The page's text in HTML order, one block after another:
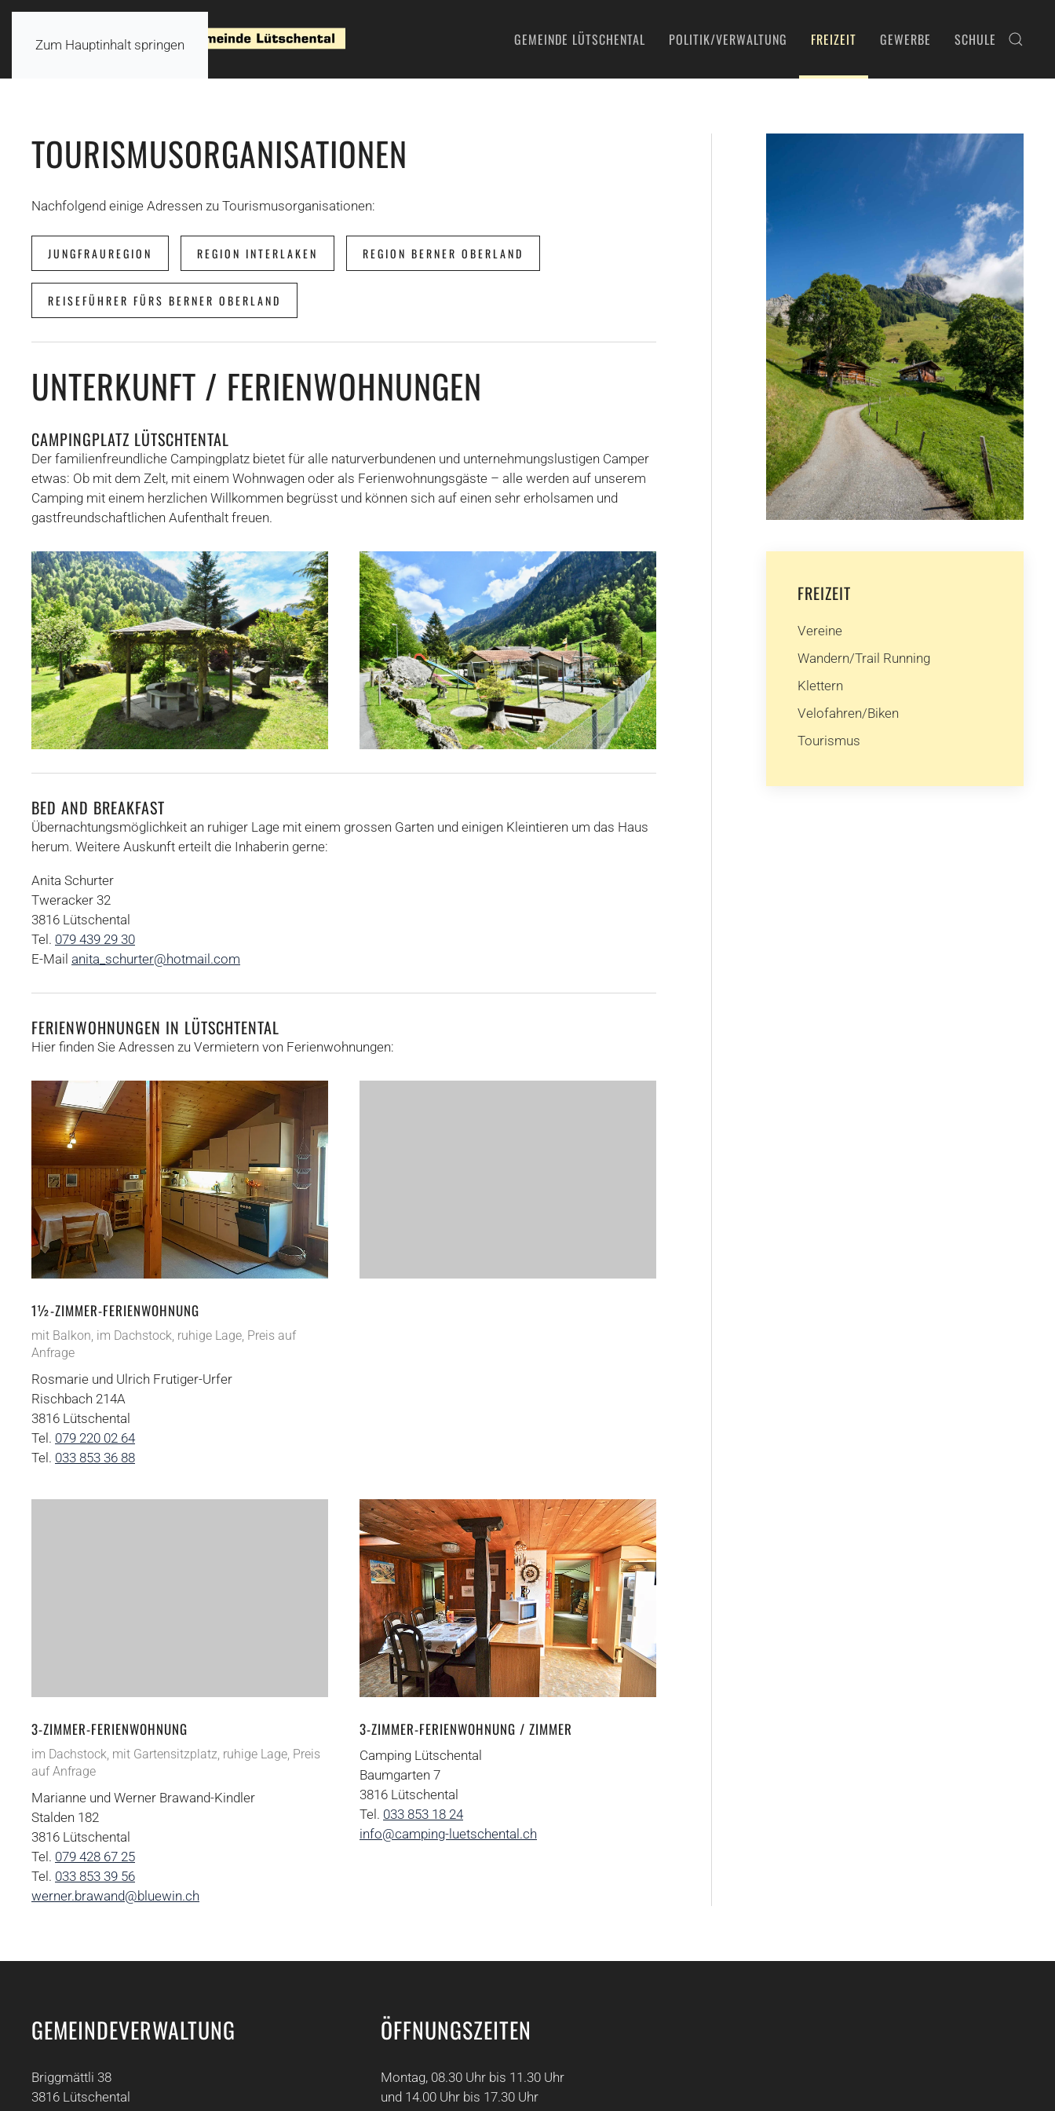
Zum Hauptinhalt springen GEMEINDE LÜTSCHENTAL POLITIK/VERWALTUNG FREIZEIT GEWERBE SCHULE
TOURISMUSORGANISATIONEN
Nachfolgend einige Adressen zu Tourismusorganisationen:
JUNGFRAUREGION REGION INTERLAKEN REGION BERNER OBERLAND
REISEFÜHRER FÜRS BERNER OBERLAND
UNTERKUNFT / FERIENWOHNUNGEN
CAMPINGPLATZ LÜTSCHTENTAL
Der familienfreundliche Campingplatz bietet für alle naturverbundenen und unternehmungslustigen Camper
etwas: Ob mit dem Zelt, mit einem Wohnwagen oder als Ferienwohnungsgäste – alle werden auf unserem
Camping mit einem herzlichen Willkommen begrüsst und können sich auf einen sehr erholsamen und
gastfreundschaftlichen Aufenthalt freuen.
BED AND BREAKFAST
Übernachtungsmöglichkeit an ruhiger Lage mit einem grossen Garten und einigen Kleintieren um das Haus
herum. Weitere Auskunft erteilt die Inhaberin gerne:
Anita Schurter
Tweracker 32
3816 Lütschental
Tel. 079 439 29 30
E-Mail anita_schurter@hotmail.com
FERIENWOHNUNGEN IN LÜTSCHTENTAL
Hier finden Sie Adressen zu Vermietern von Ferienwohnungen:
1½-ZIMMER-FERIENWOHNUNG
mit Balkon, im Dachstock, ruhige Lage, Preis auf
Anfrage
Rosmarie und Ulrich Frutiger-Urfer
Rischbach 214A
3816 Lütschental
Tel. 079 220 02 64
Tel. 033 853 36 88
3-ZIMMER-FERIENWOHNUNG
im Dachstock, mit Gartensitzplatz, ruhige Lage, Preis
auf Anfrage
Marianne und Werner Brawand-Kindler
Stalden 182
3816 Lütschental
Tel. 079 428 67 25
Tel. 033 853 39 56
werner.brawand@bluewin.ch
3-ZIMMER-FERIENWOHNUNG / ZIMMER
Camping Lütschental
Baumgarten 7
3816 Lütschental
Tel. 033 853 18 24
info@camping-luetschental.ch
FREIZEIT
Vereine
Wandern/Trail Running
Klettern
Velofahren/Biken
Tourismus
GEMEINDEVERWALTUNG
Briggmättli 38
3816 Lütschental
ÖFFNUNGSZEITEN
Montag, 08.30 Uhr bis 11.30 Uhr
und 14.00 Uhr bis 17.30 Uhr